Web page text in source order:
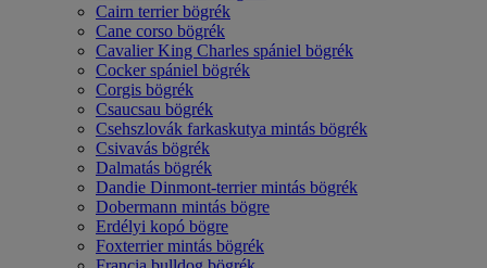
Cairn terrier bögrék
Cane corso bögrék
Cavalier King Charles spániel bögrék
Cocker spániel bögrék
Corgis bögrék
Csaucsau bögrék
Csehszlovák farkaskutya mintás bögrék
Csivavás bögrék
Dalmatás bögrék
Dandie Dinmont-terrier mintás bögrék
Dobermann mintás bögre
Erdélyi kopó bögre
Foxterrier mintás bögrék